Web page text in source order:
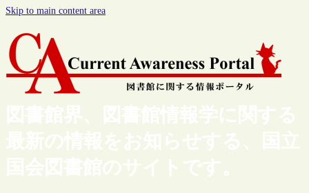
Skip to main content area
図書館界、図書館情報学に関する
最新の情報をお知らせする、国立
国会図書館のサイトです。